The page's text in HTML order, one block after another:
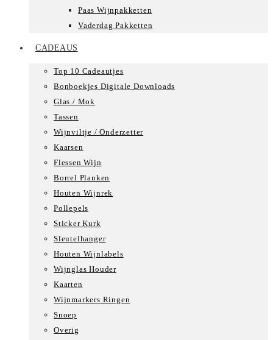
Paas Wijnpakketten
Vaderdag Pakketten
CADEAUS
Top 10 Cadeautjes
Bonboekjes Digitale Downloads
Glas / Mok
Tassen
Wijnviltje / Onderzetter
Kaarsen
Flessen Wijn
Borrel Planken
Houten Wijnrek
Pollepels
Sticker Kurk
Sleutelhanger
Houten Wijnlabels
Wijnglas Houder
Kaarten
Wijnmarkers Ringen
Snoep
Overig